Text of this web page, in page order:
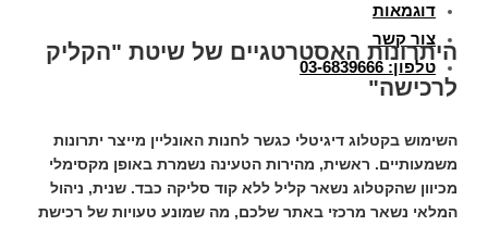
דוגמאות
צור קשר
טלפון: 03-6839666
היתרונות האסטרטגיים של שיטת "הקליק
לרכישה"
השימוש בקטלוג דיגיטלי כגשר לחנות האונליין מייצר יתרונות
משמעותיים. ראשית, מהירות הטעינה נשמרת באופן מקסימלי
מכיוון שהקטלוג נשאר קליל ללא קוד סליקה כבד. שנית, ניהול
המלאי נשאר מרכזי באתר שלכם, מה שמונע טעויות של רכישת